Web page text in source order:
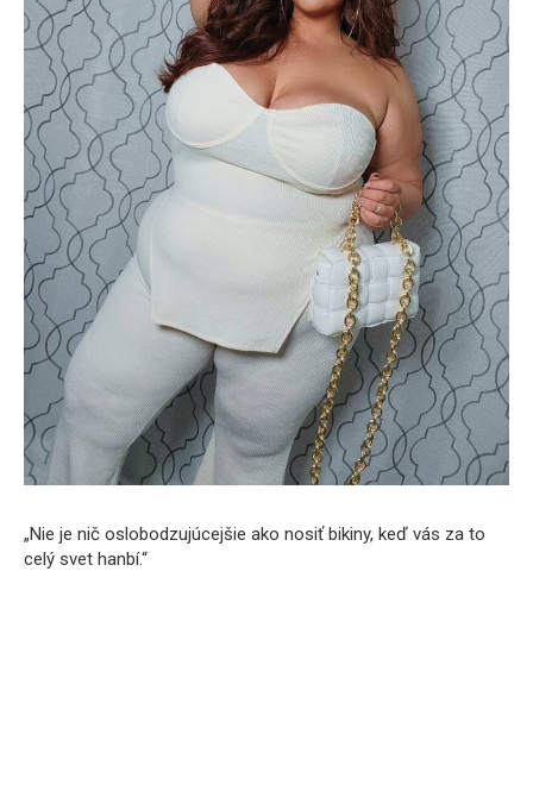
„Nie je nič oslobodzujúcejšie ako nosiť bikiny, keď vás za to
celý svet hanbí.“